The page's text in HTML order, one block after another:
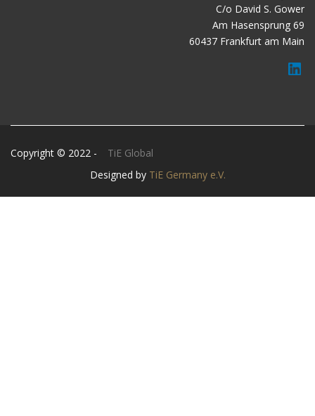
C/o David S. Gower
Am Hasensprung 69
60437 Frankfurt am Main
Copyright © 2022 -
TiE Global
Designed by TiE Germany e.V.